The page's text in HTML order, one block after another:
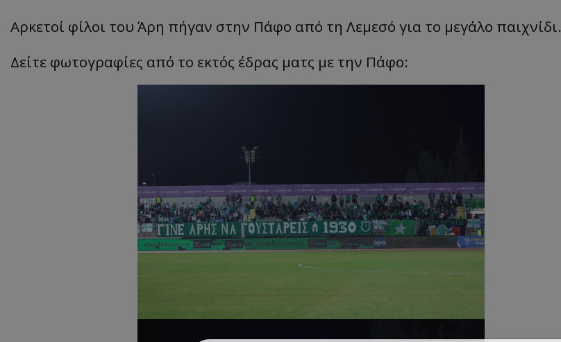
Αρκετοί φίλοι του Άρη πήγαν στην Πάφο από τη Λεμεσό για το μεγάλο παιχνίδι.
Δείτε φωτογραφίες από το εκτός έδρας ματς με την Πάφο: